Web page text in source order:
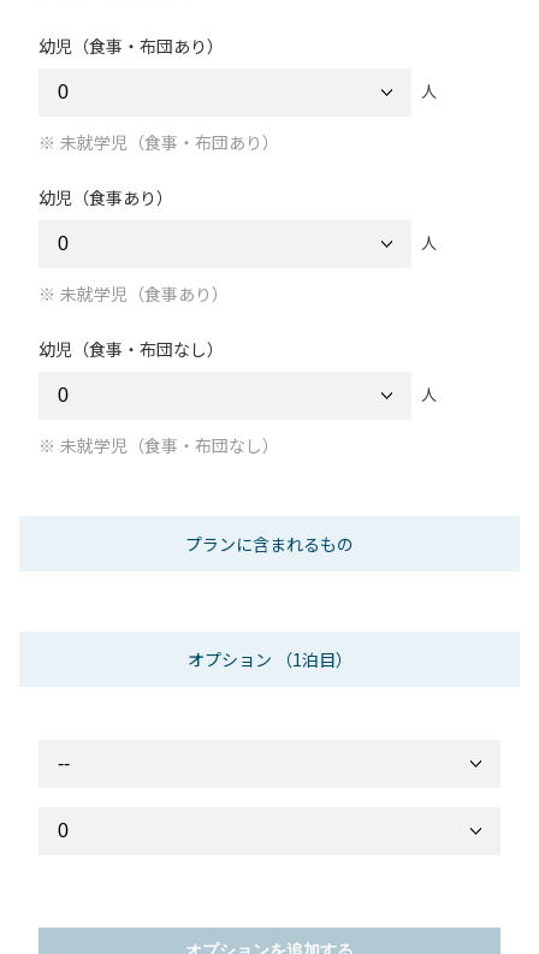
幼児（食事・布団あり）
人
未就学児（食事・布団あり）
幼児（食事あり）
人
未就学児（食事あり）
幼児（食事・布団なし）
人
未就学児（食事・布団なし）
プランに含まれるもの
オプション （1泊目）